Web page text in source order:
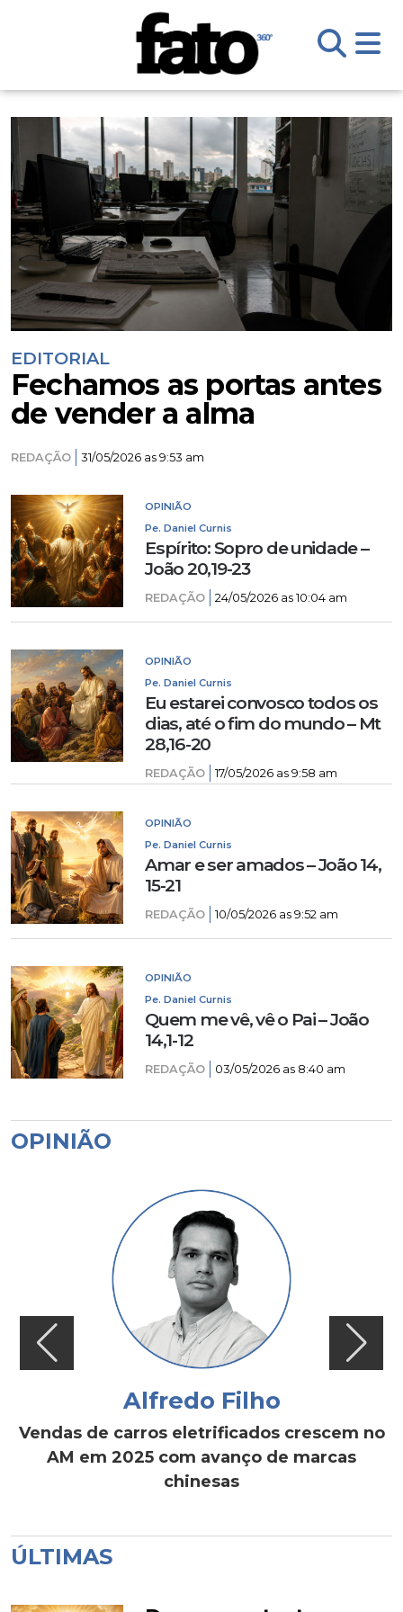
EDITORIAL
Fechamos as portas antes
de vender a alma
REDAÇÃO 31/05/2026 as 9:53 am
OPINIÃO
Pe. Daniel Curnis
Espírito: Sopro de unidade –
João 20,19-23
REDAÇÃO 24/05/2026 as 10:04 am
OPINIÃO
Pe. Daniel Curnis
Eu estarei convosco todos os
dias, até o fim do mundo – Mt
28,16-20
REDAÇÃO 17/05/2026 as 9:58 am
OPINIÃO
Pe. Daniel Curnis
Amar e ser amados – João 14,
15-21
REDAÇÃO 10/05/2026 as 9:52 am
OPINIÃO
Pe. Daniel Curnis
Quem me vê, vê o Pai – João
14,1-12
REDAÇÃO 03/05/2026 as 8:40 am
OPINIÃO
Alfredo Filho
Vendas de carros eletrificados crescem no
AM em 2025 com avanço de marcas
chinesas
ÚLTIMAS